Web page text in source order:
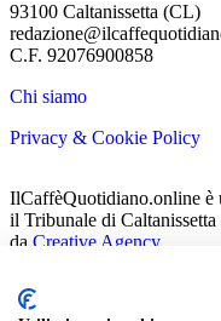
93100 Caltanissetta (CL)
C.F. 92076900858
Chi siamo
Privacy & Cookie Policy
IlCaffèQuotidiano.online è
il Tribunale di
da Creative Agency